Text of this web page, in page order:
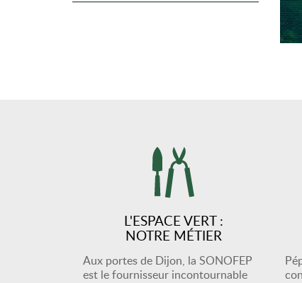
L'ESPACE VERT :
NOTRE MÉTIER
Aux portes de Dijon, la SONOFEP
est le fournisseur incontournable